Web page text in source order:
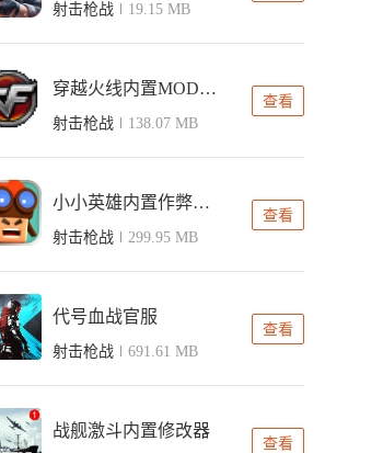
射击枪战 19.15 MB
穿越火线内置MOD修改器版
射击枪战 138.07 MB
查看
小小英雄内置作弊菜单版
射击枪战 299.95 MB
查看
代号血战官服
射击枪战 691.61 MB
查看
战舰激斗内置修改器
查看